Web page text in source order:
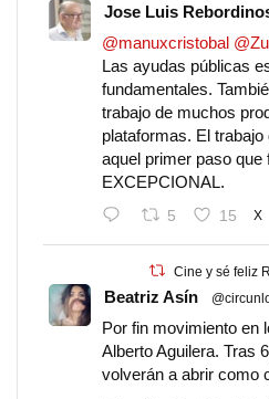
Jose Luis
@manuxcristobal
Las ayudas públicas
fundamentales.
trabajo de muchos
plataformas. El
aquel primer paso que
EXCEPCIONAL.
5 15 X
Cine y sé feliz
Beatriz Asín
Por fin movimiento en
Alberto Aguilera. Tras
volverán a abrir como